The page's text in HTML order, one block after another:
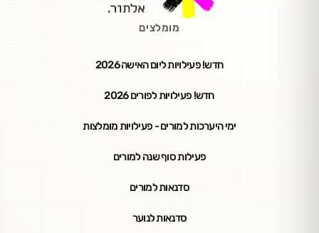
מומלצים
חדש! פעילויות ליום האישה 2026
חדש! פעילויות לפורים 2026
ימי היערכות למורים - פעילויות מומלצות
פעילות סוף שנה למורים
סדנאות למורים
סדנאות לנוער